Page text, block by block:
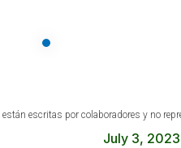
escritas por colaboradores y no
July 3, 2023